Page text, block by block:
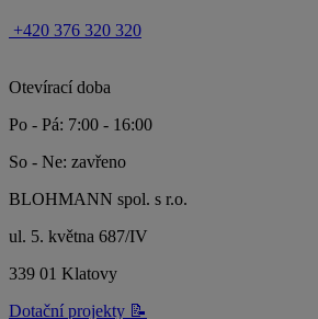
+420 376 320 320
Otevírací doba
Po - Pá: 7:00 - 16:00
So - Ne: zavřeno
BLOHMANN spol. s r.o.
ul. 5. května 687/IV
339 01 Klatovy
Dotační projekty 📝